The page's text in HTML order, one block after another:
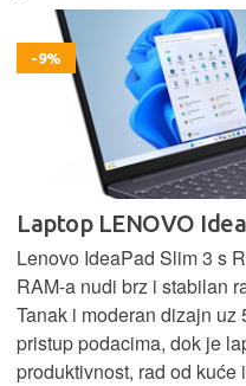
-9%
Laptop LENOVO
Lenovo IdeaPad Slim 3 s
RAM-a nudi brz i stabilan
Tanak i moderan dizajn
pristup podacima, dok je
produktivnost, rad od